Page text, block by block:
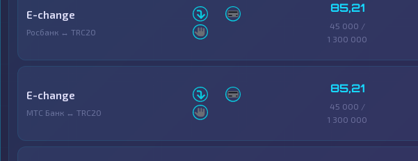
E-change
Росбанк ↔ TRC20
85,21
45 000 /
1 300 000
E-change
МТС Банк ↔ TRC20
85,21
45 000 /
1 300 000